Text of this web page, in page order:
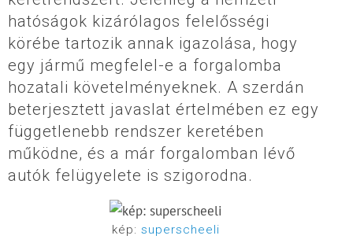
hatóságok kizárólagos felelősségi
körébe tartozik annak igazolása, hogy
egy jármű megfelel-e a forgalomba
hozatali követelményeknek. A szerdán
beterjesztett javaslat értelmében ez egy
függetlenebb rendszer keretében
működne, és a már forgalomban lévő
autók felügyelete is szigorodna.
kép:superscheeli